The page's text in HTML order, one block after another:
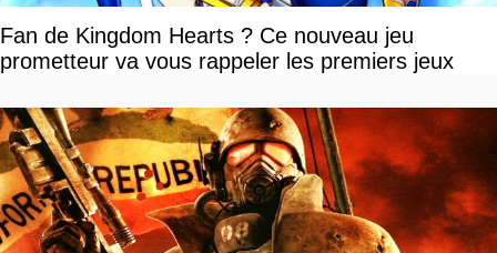
Fan de Kingdom Hearts ? Ce nouveau jeu
prometteur va vous rappeler les premiers jeux